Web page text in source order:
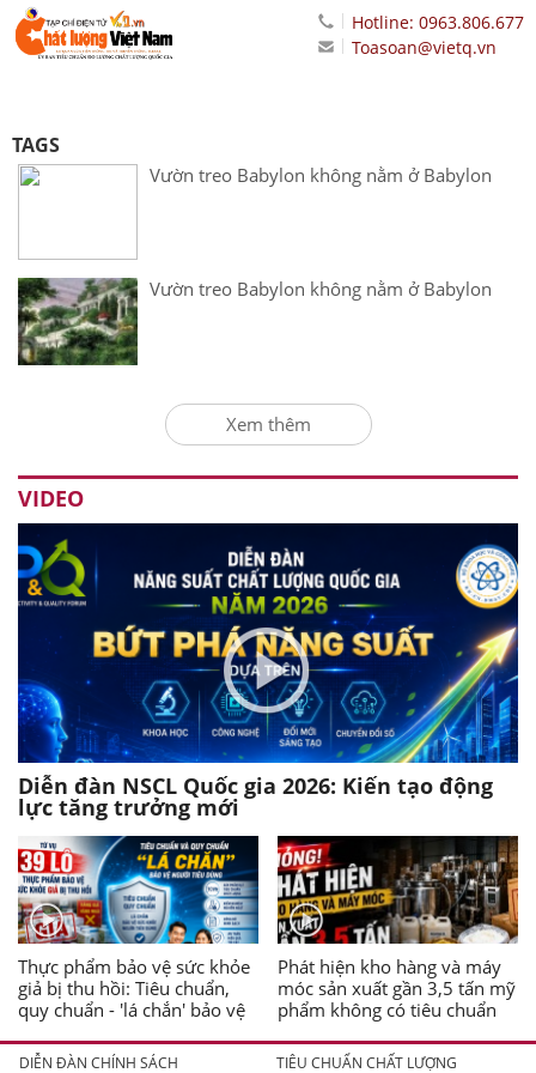
Hotline: 0963.806.677
Toasoan@vietq.vn
TAGS
Vườn treo Babylon không nằm ở Babylon
Vườn treo Babylon không nằm ở Babylon
Xem thêm
VIDEO
Diễn đàn NSCL Quốc gia 2026: Kiến tạo động
lực tăng trưởng mới
Thực phẩm bảo vệ sức khỏe
giả bị thu hồi: Tiêu chuẩn,
quy chuẩn - 'lá chắn' bảo vệ
Phát hiện kho hàng và máy
móc sản xuất gần 3,5 tấn mỹ
phẩm không có tiêu chuẩn
DIỄN ĐÀN CHÍNH SÁCH TIÊU CHUẨN CHẤT LƯỢNG